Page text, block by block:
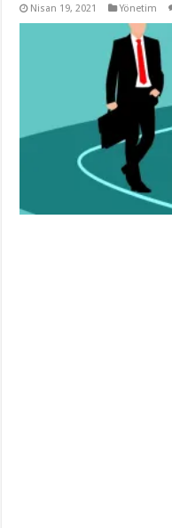
Nisan 19, 2021 Yönetim